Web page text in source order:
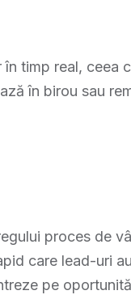
timp real,
în birou sau
proces de
care lead-uri
pe